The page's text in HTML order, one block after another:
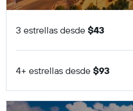
3 estrellas desde $43
4+ estrellas desde $93